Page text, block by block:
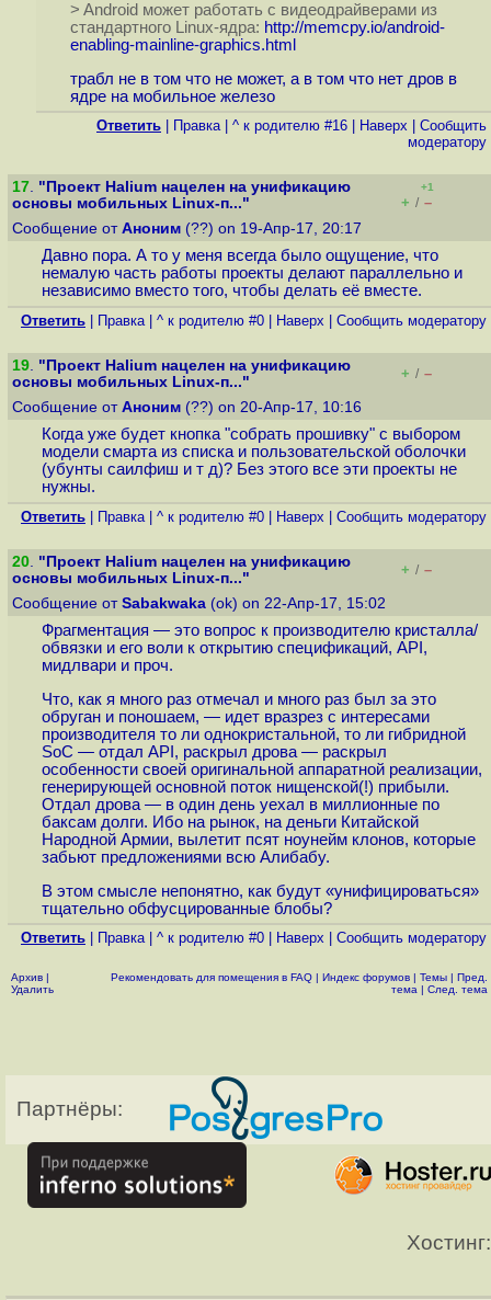
> Android может работать с видеодрайверами из
стандартного Linux-ядра: http://memcpy.io/android-
enabling-mainline-graphics.html
трабл не в том что не может, а в том что нет дров в
ядре на мобильное железо
Ответить Правка| ^ к родителю #16 Наверх
Cообщить
модератору
17. "Проект Halium нацелен на унификацию
основы мобильных Linux-п..."
+1
+ / –
Сообщение от Аноним (??) on 19-Апр-17, 20:17
Давно пора. А то у меня всегда было ощущение, что
немалую часть работы проекты делают параллельно и
независимо вместо того, чтобы делать её вместе.
Ответить Правка| ^ к родителю #0 Наверх Cообщить модератору
19. "Проект Halium нацелен на унификацию
основы мобильных Linux-п..."
+ / –
Сообщение от Аноним (??) on 20-Апр-17, 10:16
Когда уже будет кнопка "собрать прошивку" с выбором
модели смарта из списка и пользовательской оболочки
(убунты саилфиш и т д)? Без этого все эти проекты не
нужны.
Ответить Правка| ^ к родителю #0 Наверх Cообщить модератору
20. "Проект Halium нацелен на унификацию
основы мобильных Linux-п..."
+ / –
Сообщение от Sabakwaka (ok) on 22-Апр-17, 15:02
Фрагментация — это вопрос к производителю кристалла/
обвязки и его воли к открытию спецификаций, API,
мидлвари и проч.
Что, как я много раз отмечал и много раз был за это
обруган и поношаем, — идет вразрез с интересами
производителя то ли однокристальной, то ли гибридной
SoC — отдал API, раскрыл дрова — раскрыл
особенности своей оригинальной аппаратной реализации,
генерирующей основной поток нищенской(!) прибыли.
Отдал дрова — в один день уехал в миллионные по
баксам долги. Ибо на рынок, на деньги Китайской
Народной Армии, вылетит псят ноунейм клонов, которые
забьют предложениями всю Алибабу.
В этом смысле непонятно, как будут «унифицироваться»
тщательно обфусцированные блобы?
Ответить Правка| ^ к родителю #0 Наверх Cообщить модератору
Архив |
Удалить
Рекомендовать для помещения в FAQ | Индекс форумов | Темы | Пред.
тема | След. тема
Партнёры:
Хостинг: